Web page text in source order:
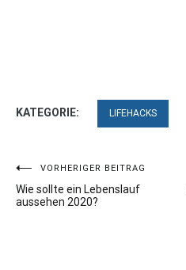
KATEGORIE: LIFEHACKS
Beitragsnavigation
VORHERIGER BEITRAG
Wie sollte ein Lebenslauf
aussehen 2020?